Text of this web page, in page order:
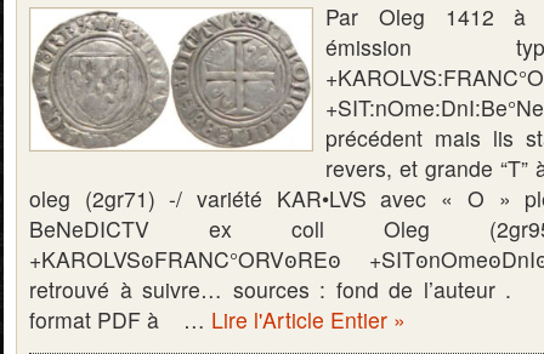
Par Oleg 1412 à
émission
précédent mais lis
revers, et grande
oleg (2gr71) -/ variété KAR•LVS avec « O »
BeNeDICTV ex coll Oleg
+KAROLVSꙩFRANC°ORVꙩREꙩ
retrouvé à suivre… sources : fond de l’auteur .
format PDF à … Lire l'Article Entier »